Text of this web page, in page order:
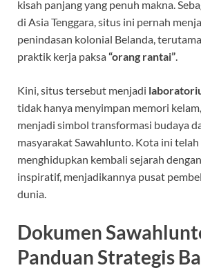
kisah panjang yang penuh makna.
di Asia Tenggara, situs ini pernah
penindasan kolonial Belanda,
praktik kerja paksa“orang rantai”.
Kini, situs tersebut menjadi
tidak hanya menyimpan memori
menjadi simbol transformasi budaya
masyarakat Sawahlunto. Kota ini
menghidupkan kembali sejarah
inspiratif, menjadikannya pusat
dunia.
Dokumen
Panduan Strategis